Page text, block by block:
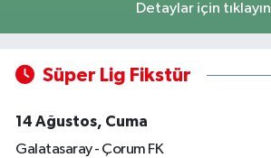
Detaylar için tıklayın
Süper Lig Fikstür
14 Ağustos, Cuma
Galatasaray - Çorum FK